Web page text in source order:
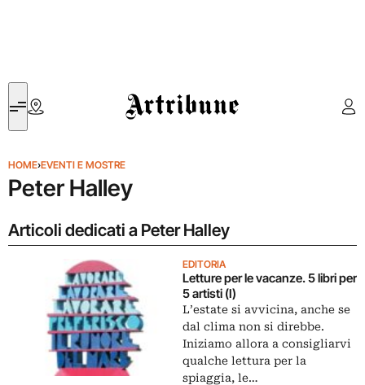
Artribune
HOME›EVENTI E MOSTRE
Peter Halley
Articoli dedicati a Peter Halley
EDITORIA
Letture per le vacanze. 5 libri per
5 artisti (I)
L’estate si avvicina, anche se
dal clima non si direbbe.
Iniziamo allora a consigliarvi
qualche lettura per la
spiaggia, le…